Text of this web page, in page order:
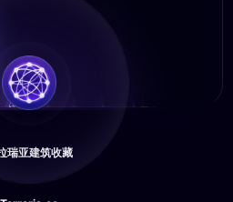
瑞亚建筑收藏